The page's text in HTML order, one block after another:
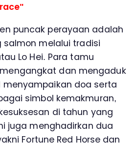
puncak perayaan adalah
salmon melalui tradisi
Lo Hei. Para tamu
dan mengaduk
doa serta
simbol kemakmuran,
di tahun yang
juga menghadirkan dua
Fortune Red Horse dan